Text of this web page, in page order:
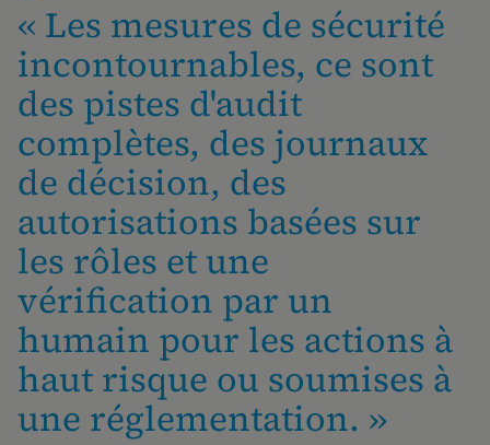
« Les mesures de sécurité
incontournables, ce sont
des pistes d'audit
complètes, des journaux
de décision, des
autorisations basées sur
les rôles et une
vérification par un
humain pour les actions à
haut risque ou soumises à
une réglementation. »